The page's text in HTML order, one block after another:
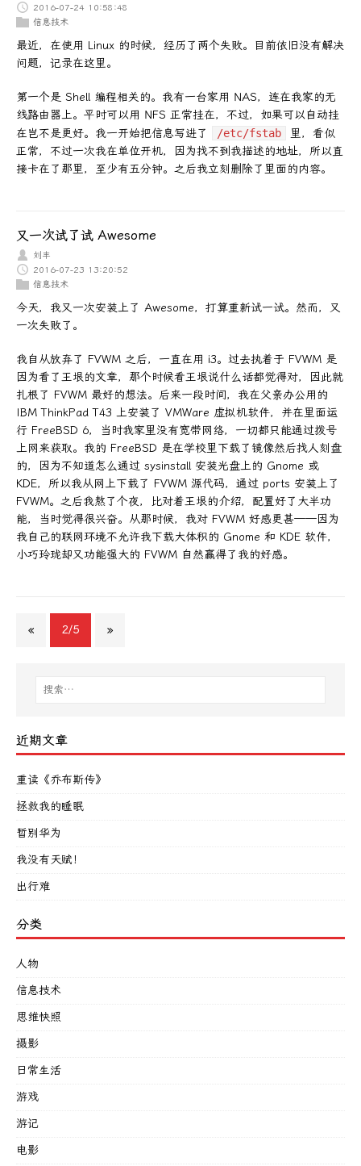
2016-07-24 10:58:48
信息技术
最近，在使用 Linux 的时候，经历了两个失败。目前依旧没有解决
问题，记录在这里。
第一个是 Shell 编程相关的。我有一台家用 NAS，连在我家的无
线路由器上。平时可以用 NFS 正常挂在，不过，如果可以自动挂
在岂不是更好。我一开始把信息写进了
/etc/fstab
里，看似
正常，不过一次我在单位开机，因为找不到我描述的地址，所以直
接卡在了那里，至少有五分钟。之后我立刻删除了里面的内容。
又一次试了试 Awesome
刘丰
2016-07-23 13:20:52
信息技术
今天，我又一次安装上了 Awesome，打算重新试一试。然而，又
一次失败了。
我自从放弃了 FVWM 之后，一直在用 i3。过去执着于 FVWM 是
因为看了王垠的文章，那个时候看王垠说什么话都觉得对，因此就
扎根了 FVWM 最好的想法。后来一段时间，我在父亲办公用的
IBM ThinkPad T43 上安装了 VMWare 虚拟机软件，并在里面运
行 FreeBSD 6，当时我家里没有宽带网络，一切都只能通过拨号
上网来获取。我的 FreeBSD 是在学校里下载了镜像然后找人刻盘
的，因为不知道怎么通过 sysinstall 安装光盘上的 Gnome 或
KDE，所以我从网上下载了 FVWM 源代码，通过 ports 安装上了
FVWM。之后我熬了个夜，比对着王垠的介绍，配置好了大半功
能，当时觉得很兴奋。从那时候，我对 FVWM 好感更甚——因为
我自己的联网环境不允许我下载大体积的 Gnome 和 KDE 软件，
小巧玲珑却又功能强大的 FVWM 自然赢得了我的好感。
« 2/5 »
近期文章
重读《乔布斯传》
拯救我的睡眠
暂别华为
我没有天赋！
出行难
分类
人物
信息技术
思维快照
摄影
日常生活
游戏
游记
电影